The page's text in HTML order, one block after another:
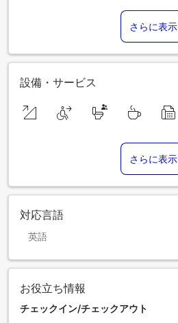
さらに表示
設備・サービス
さらに表示
対応言語
英語
お役立ち情報
チェックイン/チェックアウト